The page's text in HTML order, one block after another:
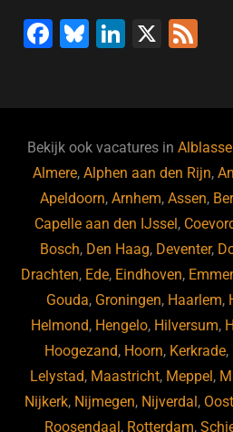
F
b
o
o
k
Bl
ky
Li
dI
n
X
Bekijk ook vacatures in
Almere,Alphen aan den Rijn,
Apeldoorn,Arnhem,Assen,
Capelle aan den IJssel ,
Bosch, Den Haag, Deventer,
Drachten, Ede, Eindhoven,
Gouda, Groningen, Haarlem,
Helmond, Hengelo, Hilversum,
Hoogezand, Hoorn, Kerkrade,
Lelystad, Maastricht, Meppel ,
Nijkerk, Nijmegen, Nijverdal ,
Roosendaal , Rotterdam,